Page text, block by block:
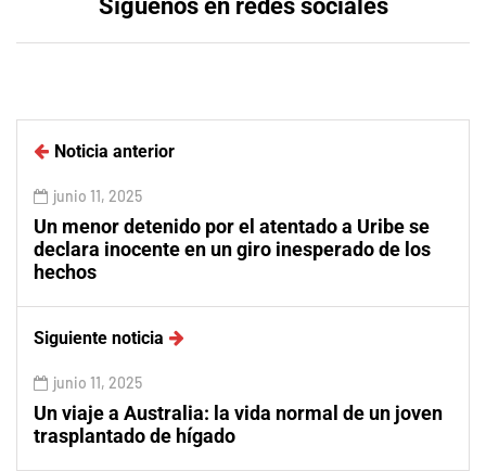
Síguenos en redes sociales
Noticia anterior
junio 11, 2025
Un menor detenido por el atentado a Uribe se
declara inocente en un giro inesperado de los
hechos
Siguiente noticia
junio 11, 2025
Un viaje a Australia: la vida normal de un joven
trasplantado de hígado